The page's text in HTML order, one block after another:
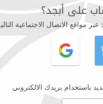
على أبجد؟
مواقع الاتصال الاجتماعية
باستخدام بريدك الالكتروني